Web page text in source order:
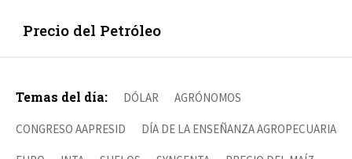
Precio del Petróleo
Temas del día: DÓLAR AGRÓNOMOS
CONGRESO AAPRESID DÍA DE LA ENSEÑANZA AGROPECUARIA